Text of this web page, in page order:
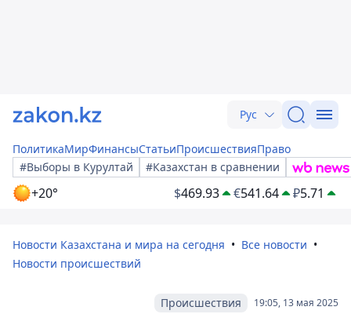
Рус
ПолитикаМирФинансыСтатьиПроисшествияПраво
#Выборы в Курултай
#Казахстан в сравнении
+20° $469.93 €541.64 ₽5.71
Новости Казахстана и мира на сегодня
Все новости
Новости происшествий
19:05, 13 мая 2025
Происшествия